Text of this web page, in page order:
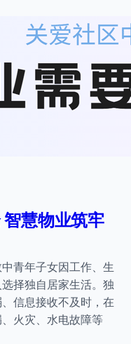
慧物业筑牢
青年子女因工作、生
择独自居家生活。独
信息接收不及时，在
火灾、水电故障等